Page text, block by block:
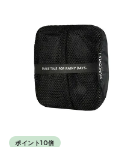
ポイント10倍